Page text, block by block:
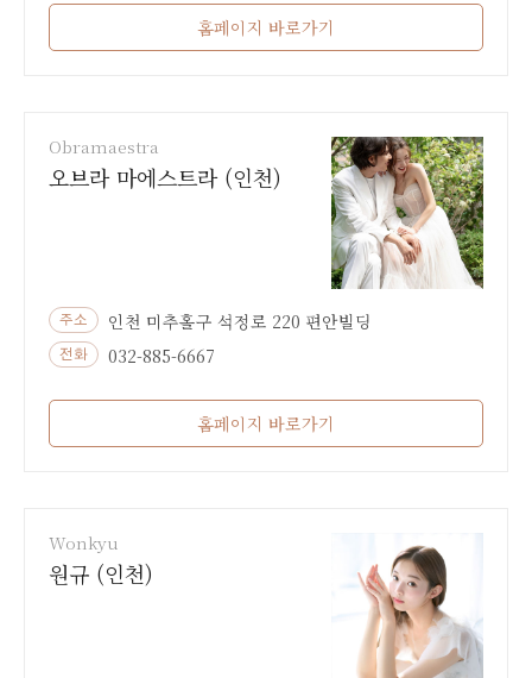
홈페이지 바로가기
Obramaestra
오브라 마에스트라 (인천)
주소 인천 미추홀구 석정로 220 편안빌딩
전화 032-885-6667
홈페이지 바로가기
Wonkyu
원규 (인천)